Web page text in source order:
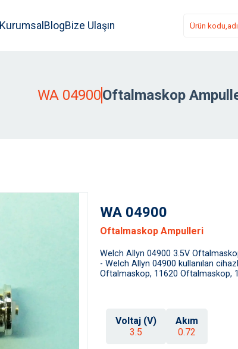
Kurumsal BlogBize Ulaşın
WA 04900Oftalmaskop
WA 04900
Oftalmaskop Ampulleri
Welch Allyn 04900 3.5V
- Welch Allyn 04900 kullanılan
Oftalmaskop, 11620 Oftalmaskop,
Voltaj (V)
3.5
Akım
0.72